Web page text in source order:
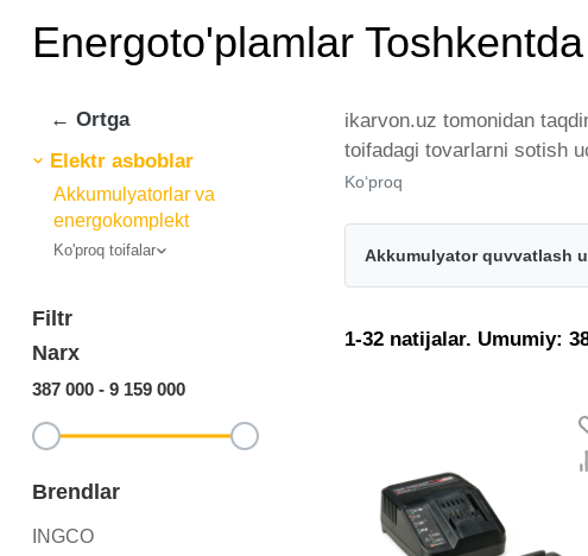
Energoto'plamlar Toshkentda
← Ortga
Elektr asboblar
Akkumulyatorlar va
energokomplekt
Ko'proq toifalar
Filtr
Narx
387 000 - 9 159 000
Brendlar
INGCO
ikarvon.uz tomonidan
toifadagi tovarlarni sotish
brendlar tomonidan
Ko‘proq
Akkumulyator quvvatlash
1-32 natijalar. Umumiy: